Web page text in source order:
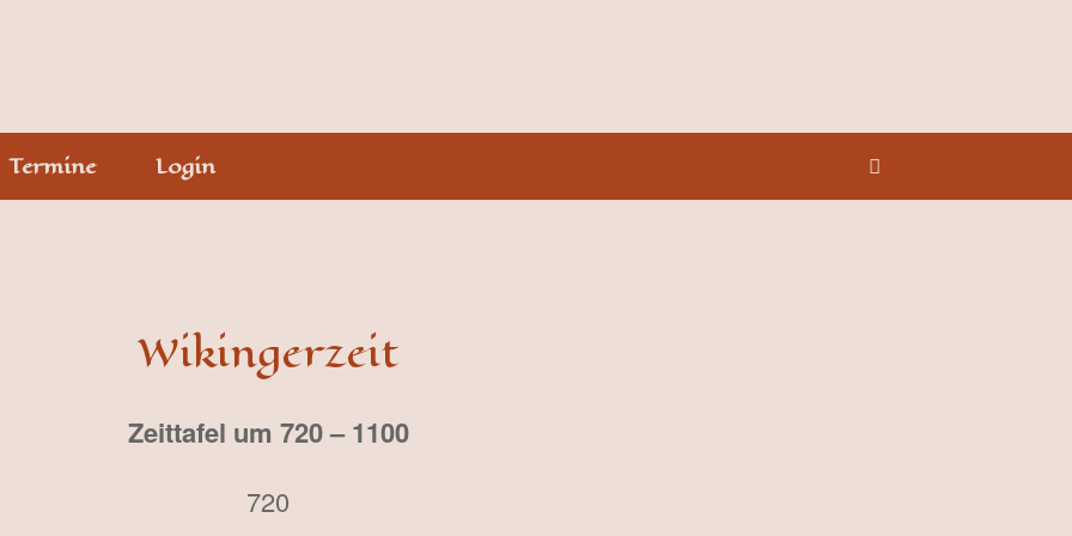
Termine Login
Wikingerzeit
Zeittafel um 720 – 1100
720